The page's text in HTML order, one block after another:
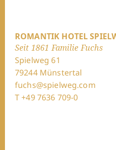
ROMANTIK HOTEL
Seit 1861 Familie Fuchs
Spielweg 61
79244 Münstertal
fuchs@spielweg.com
T +49 7636 709-0